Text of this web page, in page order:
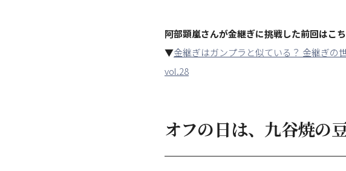
阿部顕嵐さんが金継ぎに挑戦した前回はこち
▼金継ぎはガンプラと似ている？ 金継ぎの
vol.28
オフの日は、九谷焼の